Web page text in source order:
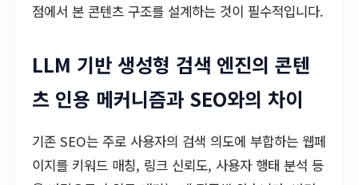
점에서 본 콘텐츠 구조를 설계하는 것이 필수적입니다.
LLM 기반 생성형 검색 엔진의 콘텐
츠 인용 메커니즘과 SEO와의 차이
기존 SEO는 주로 사용자의 검색 의도에 부합하는 웹페
이지를 키워드 매칭, 링크 신뢰도, 사용자 행태 분석 등